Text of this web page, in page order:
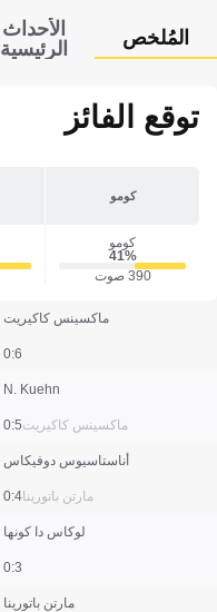
المُلخص
الأحداث
الرئيسية
توقع الفائز
كومو
كومو
41‎%‎
390 صوت
ماكسينس كاكيريت
6:0
N. Kuehn
ماكسينس كاكيريت5:0
أناستاسيوس دوفيكاس
مارتن باتورينا4:0
لوكاس دا كونها
3:0
مارتن باتورينا